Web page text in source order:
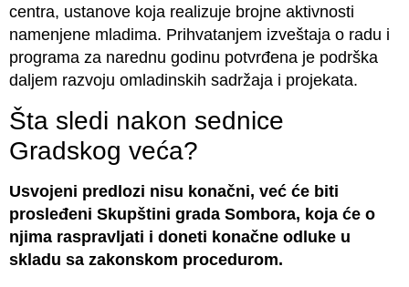
centra, ustanove koja realizuje brojne aktivnosti
namenjene mladima. Prihvatanjem izveštaja o radu i
programa za narednu godinu potvrđena je podrška
daljem razvoju omladinskih sadržaja i projekata.
Šta sledi nakon sednice
Gradskog veća?
Usvojeni predlozi nisu konačni, već će biti
prosleđeni Skupštini grada Sombora, koja će o
njima raspravljati i doneti konačne odluke u
skladu sa zakonskom procedurom.